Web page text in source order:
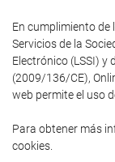
En cumplimiento de
Servicios de la
Electrónico (LSSI) y
(2009/136/CE),
web permite el uso
Para obtener más
cookies.